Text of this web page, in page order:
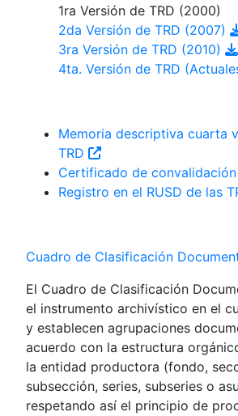
1ra Versión de TRD (2000)
2da Versión de TRD (2007)
3ra Versión de TRD (2010)
4ta. Versión de TRD
Memoria descriptiva cuarta
TRD
Certificado de convalidación
Registro en el RUSD de las
Cuadro de Clasificación
El Cuadro de Clasificación
el instrumento archivístico en el
y establecen agrupaciones
acuerdo con la estructura
la entidad productora (fondo,
subsección, series, subseries o
respetando así el principio de